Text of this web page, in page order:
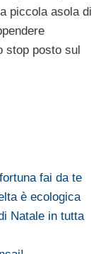
piccola asola di
stop posto sul
fai da te
è ecologica
Natale in tutta